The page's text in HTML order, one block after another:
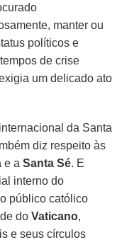
manter ou
políticos e
de crise
um delicado ato
da Santa
diz respeito às
e aSanta Sé. E
interno do
público católico
doVaticano,
e seus círculos